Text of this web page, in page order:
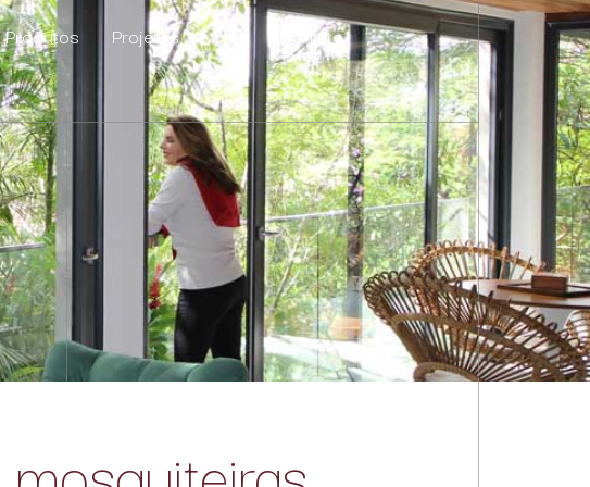
Produtos Projetos Blog
Contato